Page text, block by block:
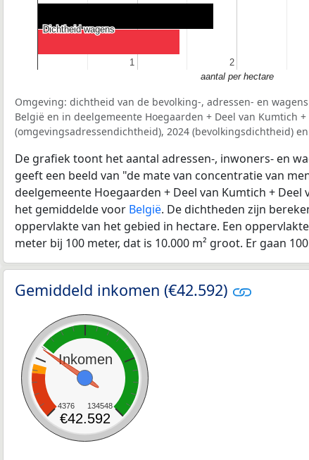
11 2
2
Dichtheid wagens
Dichtheid wagens
aantal per hectare
Omgeving: dichtheid van de bevolking-, adressen- en
België en in deelgemeente Hoegaarden + Deel van Kumtich
(omgevingsadressendichtheid), 2024 (bevolkingsdichtheid)
De grafiek toont het aantal adressen-, inwoners- en
geeft een beeld van "de mate van concentratie van
deelgemeente Hoegaarden + Deel van Kumtich + Deel
het gemiddelde voor België. De dichtheden zijn
oppervlakte van het gebied in hectare. Een
meter bij 100 meter, dat is 10.000 m² groot. Er gaan
Gemiddeld inkomen (€42.592)
Inkomen
4376 134548
€42.592